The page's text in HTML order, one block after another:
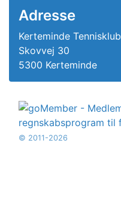
Adresse
Kerteminde Tennisklub
Skovvej 30
5300 Kerteminde
© 2011-2026